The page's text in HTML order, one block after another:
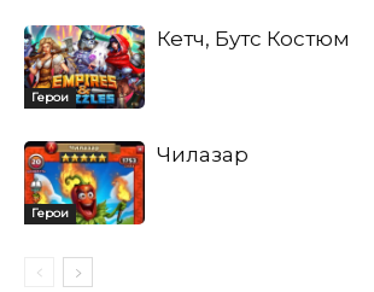
Герои
Кетч, Бутс Костюм
Герои
Чилазар